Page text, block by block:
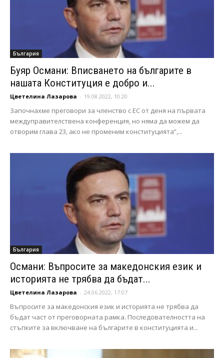
България
Буяр Османи: Вписването на българите в
нашата Конституция е добро и...
Цветелина Лазарова - 19.08.2022, 10:20
Започнахме преговори за членство с ЕС от деня на първата
междуправителствена конференция, но няма да можем да
отворим глава 23, ако не променим конституцията”,...
България
Османи: Въпросите за македонския език и
историята не трябва да бъдат...
Цветелина Лазарова - 24.06.2022, 17:07
Въпросите за македонския език и историята не трябва да
бъдат част от преговорната рамка. Последователността на
стъпките за включване на българите в конституцията и...